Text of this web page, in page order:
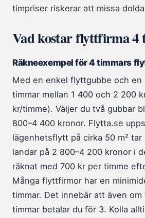
timpriser riskerar att missa
Vad kostar flyttfirma 4
Räkneexempel för 4 timmars
Med en enkel flyttgubbe och en
timmar mellan 1 400 och 2 200
kr/timme). Väljer du två gubbar
800–4 400 kronor. Flytta.se
lägenhetsflytt på cirka 50 m² tar
landar på 2 800–4 200 kronor i
räknat med 700 kr per timme
Många flyttfirmor har en
timmar. Det innebär att även
timmar betalar du för 3. Kolla